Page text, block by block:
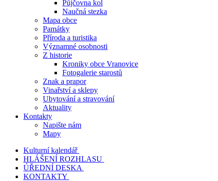
Půjčovna kol
Naučná stezka
Mapa obce
Památky
Příroda a turistika
Významné osobnosti
Z historie
Kroniky obce Vranovice
Fotogalerie starostů
Znak a prapor
Vinařství a sklepy
Ubytování a stravování
Aktuality
Kontakty
Napište nám
Mapy
Kulturní kalendář
HLÁŠENÍ ROZHLASU
ÚŘEDNÍ DESKA
KONTAKTY